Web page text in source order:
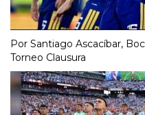
Por Santiago Ascacíbar,
Torneo Clausura